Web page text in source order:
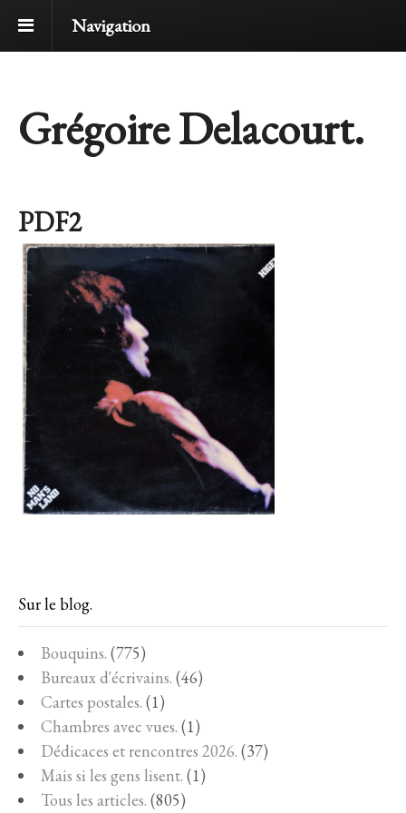
Navigation
Grégoire Delacourt.
PDF2
Sur le blog.
Bouquins. (775)
Bureaux d'écrivains. (46)
Cartes postales. (1)
Chambres avec vues. (1)
Dédicaces et rencontres 2026. (37)
Mais si les gens lisent. (1)
Tous les articles. (805)